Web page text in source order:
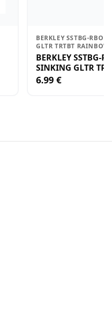
BERKLEY SSTBG-RBO
GLTR TRTBT RAINBOW
BERKLEY SSTBG-
SINKING GLTR
RAINBOW
6.99 €